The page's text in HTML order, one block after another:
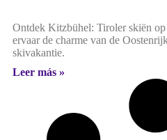
Ontdek Kitzbühel: Tiroler skiën
ervaar de charme van de
skivakantie.
Leer más »